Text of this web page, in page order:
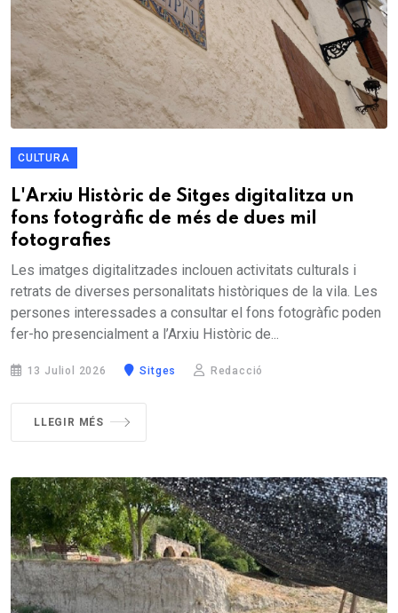
CULTURA
L'Arxiu Històric de Sitges digitalitza un
fons fotogràfic de més de dues mil
fotografies
Les imatges digitalitzades inclouen activitats culturals i
retrats de diverses personalitats històriques de la vila. Les
persones interessades a consultar el fons fotogràfic poden
fer-ho presencialment a l’Arxiu Històric de...
13 Juliol 2026 Sitges Redacció
LLEGIR MÉS